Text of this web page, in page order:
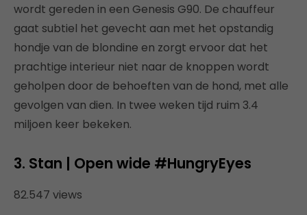
wordt gereden in een Genesis G90. De chauffeur
gaat subtiel het gevecht aan met het opstandig
hondje van de blondine en zorgt ervoor dat het
prachtige interieur niet naar de knoppen wordt
geholpen door de behoeften van de hond, met alle
gevolgen van dien. In twee weken tijd ruim 3.4
miljoen keer bekeken.
3. Stan | Open wide #HungryEyes
82.547 views